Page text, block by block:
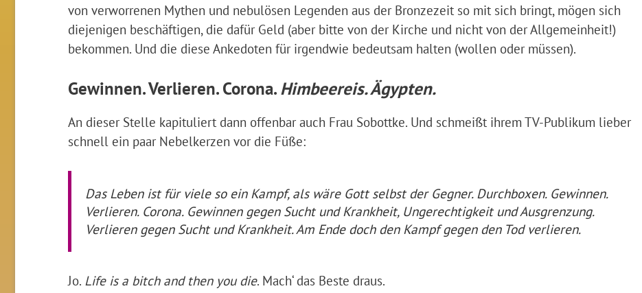
von verworrenen Mythen und nebulösen Legenden aus der Bronzezeit so mit sich bringt, mögen sich
diejenigen beschäftigen, die dafür Geld (aber bitte von der Kirche und nicht von der Allgemeinheit!)
bekommen. Und die diese Ankedoten für irgendwie bedeutsam halten (wollen oder müssen).
Gewinnen. Verlieren. Corona.Himbeereis. Ägypten.
An dieser Stelle kapituliert dann offenbar auch Frau Sobottke. Und schmeißt ihrem TV-Publikum lieber
schnell ein paar Nebelkerzen vor die Füße:
Das Leben ist für viele so ein Kampf, als wäre Gott selbst der Gegner. Durchboxen. Gewinnen.
Verlieren. Corona. Gewinnen gegen Sucht und Krankheit, Ungerechtigkeit und Ausgrenzung.
Verlieren gegen Sucht und Krankheit. Am Ende doch den Kampf gegen den Tod verlieren.
Jo. Life is a bitch and then you die. Mach‘ das Beste draus.